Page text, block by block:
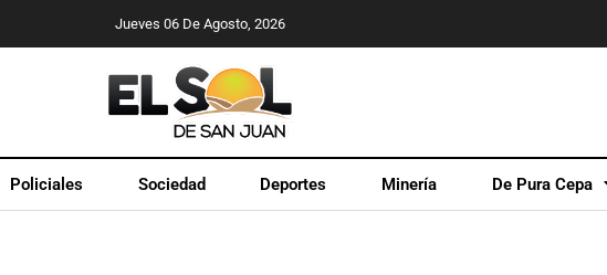
Jueves 06 De Agosto, 2026
Policiales Sociedad Deportes Minería De Pura Cepa